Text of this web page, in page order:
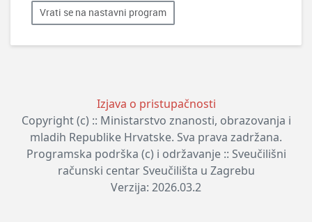
Vrati se na nastavni program
Izjava o pristupačnosti
Copyright (c) :: Ministarstvo znanosti, obrazovanja i
mladih Republike Hrvatske. Sva prava zadržana.
Programska podrška (c) i održavanje :: Sveučilišni
računski centar Sveučilišta u Zagrebu
Verzija: 2026.03.2